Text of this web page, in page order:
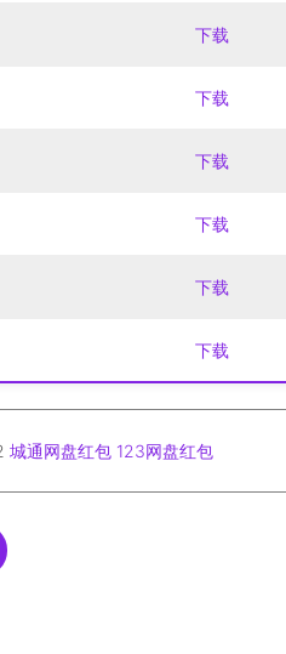
下载
下载
下载
下载
下载
下载
城通网盘红包 123网盘红包